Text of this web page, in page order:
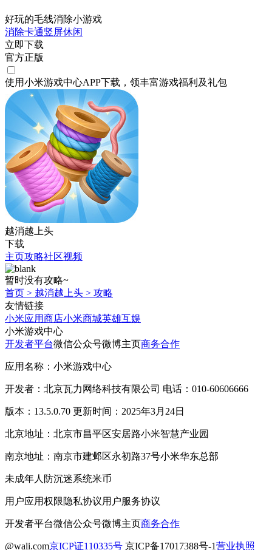
好玩的毛线消除小游戏
消除卡通竖屏休闲
立即下载
官方正版
使用小米游戏中心APP下载 ，领丰富游戏福利 及礼包
越消越上头
下载
主页攻略社区视频
暂时没有攻略~
首页 > 越消越上头 > 攻略
友情链接
小米应用商店小米商城英雄互娱
小米游戏中心
开发者平台微信公众号微博主页商务合作
应用名称：小米游戏中心
开发者：北京瓦力网络科技有限公司 电话：010-60606666
版本：13.5.0.70 更新时间：2025年3月24日
北京地址：北京市昌平区安居路小米智慧产业园
南京地址：南京市建邺区永初路37号小米华东总部
未成年人防沉迷系统米币
用户应用权限隐私协议用户服务协议
开发者平台微信公众号微博主页商务合作
@wali.com京ICP证110335号 京ICP备17017388号-1营业执照